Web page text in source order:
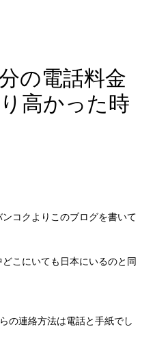
の電話料金
高かった時
コクよりこのブログを書いて
こにいても日本にいるのと同
の連絡方法は電話と手紙でし